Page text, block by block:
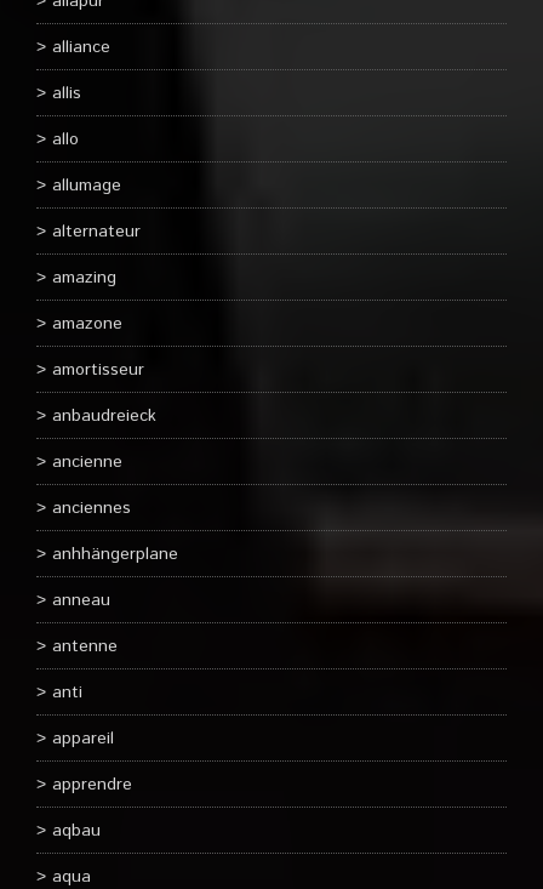
alliance
allis
allo
allumage
alternateur
amazing
amazone
amortisseur
anbaudreieck
ancienne
anciennes
anhhängerplane
anneau
antenne
anti
appareil
apprendre
aqbau
aqua